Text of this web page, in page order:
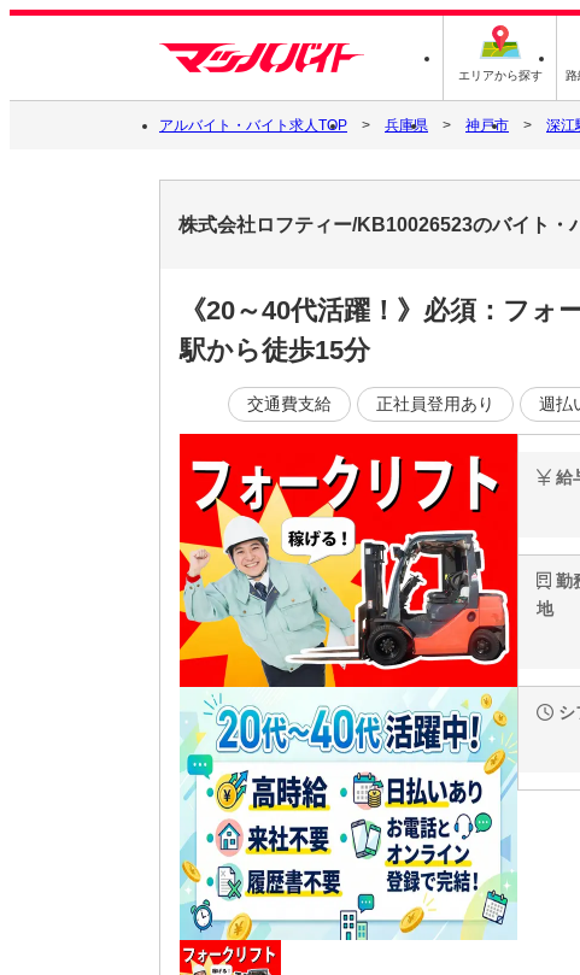
エリアから探す 路
アルバイト・バイト求人TOP 兵庫県 神戸市 深江
株式会社ロフティー/KB10026523のバイト・
《20～40代活躍！》必須：フ
駅から徒歩15分
交通費支給 正社員登用あり 週払
給
勤
地
シ